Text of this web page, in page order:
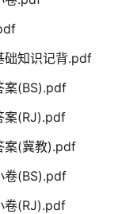
础知识记背.pdf
案(BS).pdf
案(RJ).pdf
案(冀教).pdf
卷(BS).pdf
卷(RJ).pdf